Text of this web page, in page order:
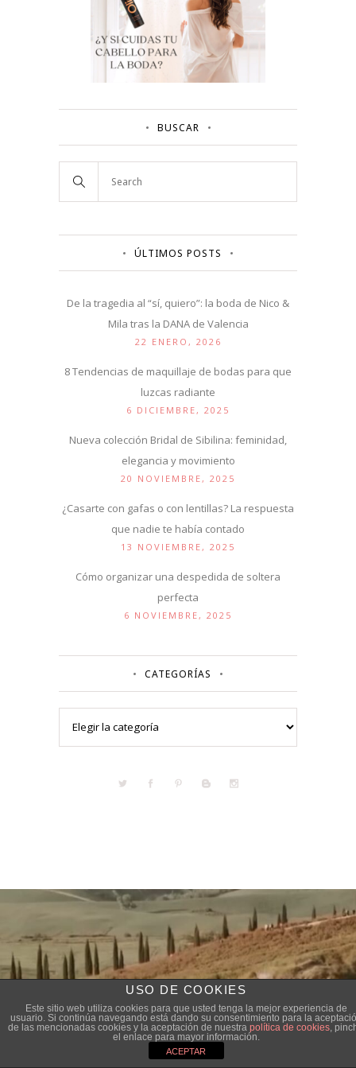
BUSCAR
ÚLTIMOS POSTS
De la tragedia al “sí, quiero”: la boda de Nico &
Mila tras la DANA de Valencia
22 ENERO, 2026
8 Tendencias de maquillaje de bodas para que
luzcas radiante
6 DICIEMBRE, 2025
Nueva colección Bridal de Sibilina: feminidad,
elegancia y movimiento
20 NOVIEMBRE, 2025
¿Casarte con gafas o con lentillas? La respuesta
que nadie te había contado
13 NOVIEMBRE, 2025
Cómo organizar una despedida de soltera
perfecta
6 NOVIEMBRE, 2025
CATEGORÍAS
USO DE COOKIES
Este sitio web utiliza cookies para que usted tenga la mejor experiencia de
usuario. Si continúa navegando está dando su consentimiento para la
de las mencionadas cookies y la aceptación de nuestra política de cookies,
el enlace para mayor información.
ACEPTAR